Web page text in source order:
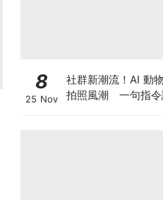
8
25 Nov
社群新潮流！AI 動
拍照風潮 一句指令